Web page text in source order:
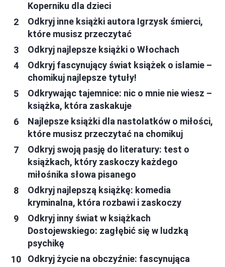
Koperniku dla dzieci
Odkryj inne książki autora Igrzysk śmierci,
które musisz przeczytać
Odkryj najlepsze książki o Włochach
Odkryj fascynujący świat książek o islamie –
chomikuj najlepsze tytuły!
Odkrywając tajemnice: nic o mnie nie wiesz –
książka, która zaskakuje
Najlepsze książki dla nastolatków o miłości,
które musisz przeczytać na chomikuj
Odkryj swoją pasję do literatury: test o
książkach, który zaskoczy każdego
miłośnika słowa pisanego
Odkryj najlepszą książkę: komedia
kryminalna, która rozbawi i zaskoczy
Odkryj inny świat w książkach
Dostojewskiego: zagłębić się w ludzką
psychikę
Odkryj życie na obczyźnie: fascynująca